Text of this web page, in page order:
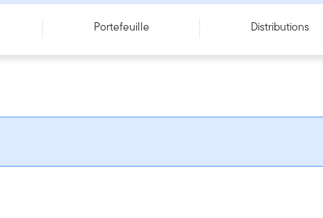
Portefeuille Distributions